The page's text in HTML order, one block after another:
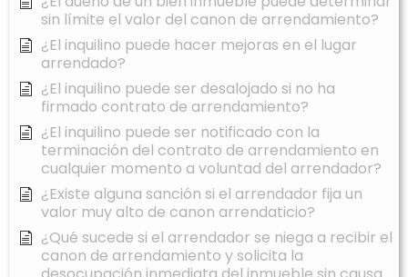
sin límite el valor del canon de arrendamiento?
¿El inquilino puede hacer mejoras en el lugar
arrendado?
¿El inquilino puede ser desalojado si no ha
firmado contrato de arrendamiento?
¿El inquilino puede ser notificado con la
terminación del contrato de arrendamiento en
cualquier momento a voluntad del arrendador?
¿Existe alguna sanción si el arrendador fija un
valor muy alto de canon arrendaticio?
¿Qué sucede si el arrendador se niega a recibir el
canon de arrendamiento y solicita la